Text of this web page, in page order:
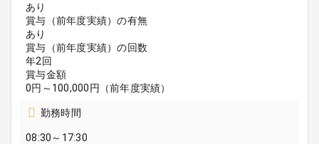
あり
賞与（前年度実績）の有無
あり
賞与（前年度実績）の回数
年2回
賞与金額
0円～100,000円（前年度実績）
勤務時間
08:30～17:30